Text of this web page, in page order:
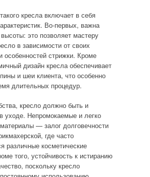
кресла включает в себя
Во-первых, важна
это позволяет мастеру
в зависимости от своих
особенностей стрижки. Кроме
дизайн кресла обеспечивает
и шеи клиента, что особенно
длительных процедур.
кресло должно быть и
уходе. Непромокаемые и легко
— залог долговечности
где часто
различные косметические
того, устойчивость к истиранию
поскольку кресло